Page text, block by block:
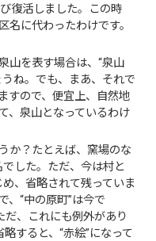
復活しました。この時
名に代わったわけです。
山を表す場合は、“泉山
ね。でも、まあ、それで
すので、便宜上、自然地
、泉山となっているわけ
か？たとえば、窯場のな
でした。ただ、今は村と
め、省略されて残っていま
、“中の原町”は今で
だ、これにも例外があり
すると、“赤絵”になって